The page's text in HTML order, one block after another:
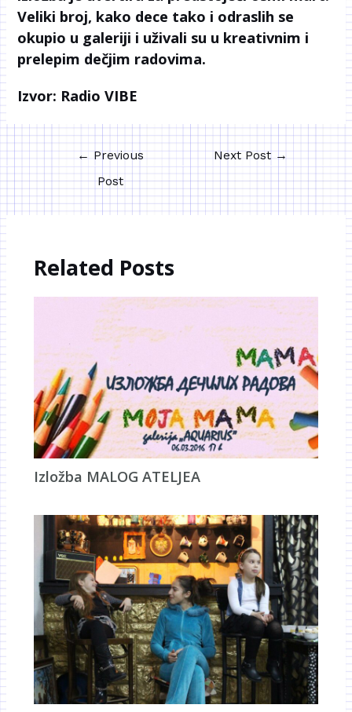
Veliki broj, kako dece tako i odraslih se
okupio u galeriji i uživali su u kreativnim i
prelepim dečjim radovima.
Izvor: Radio VIBE
←Previous
Post
Next Post→
Related Posts
Izložba MALOG ATELJEA